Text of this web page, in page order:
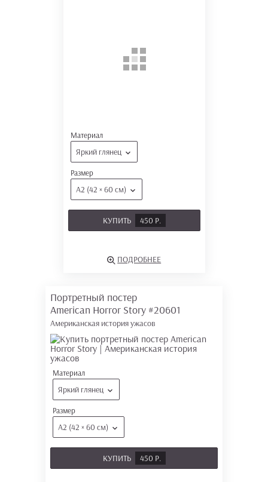
Материал
Яркий глянец
Размер
А2 (42 × 60 см)
КУПИТЬ 450 Р.
ПОДРОБНЕЕ
Портретный постер
American Horror Story #20601
Американская история ужасов
Материал
Яркий глянец
Размер
А2 (42 × 60 см)
КУПИТЬ 450 Р.